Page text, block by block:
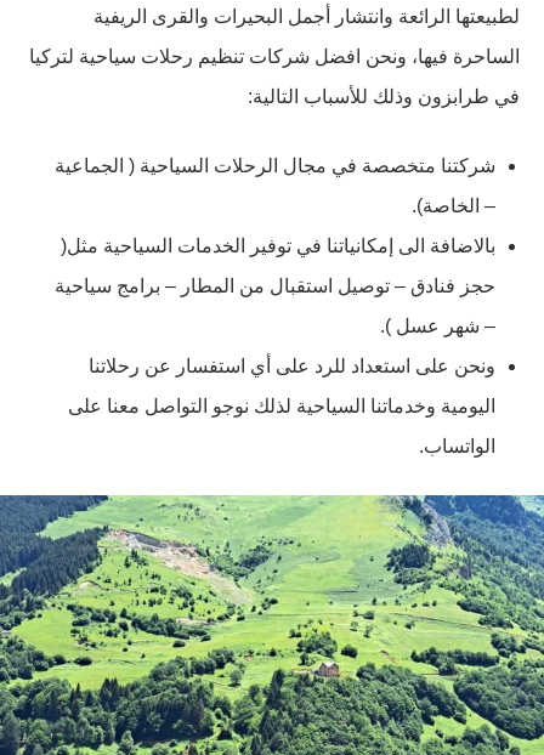
لطبيعتها الرائعة وانتشار أجمل البحيرات والقرى الريفية
الساحرة فيها، ونحن افضل شركات تنظيم رحلات سياحية لتركيا
في طرابزون وذلك للأسباب التالية:
شركتنا متخصصة في مجال الرحلات السياحية ( الجماعية
– الخاصة).
بالاضافة الى إمكانياتنا في توفير الخدمات السياحية مثل(
حجز فنادق – توصيل استقبال من المطار – برامج سياحية
– شهر عسل ).
ونحن على استعداد للرد على أي استفسار عن رحلاتنا
اليومية وخدماتنا السياحية لذلك نوجو التواصل معنا على
الواتساب.